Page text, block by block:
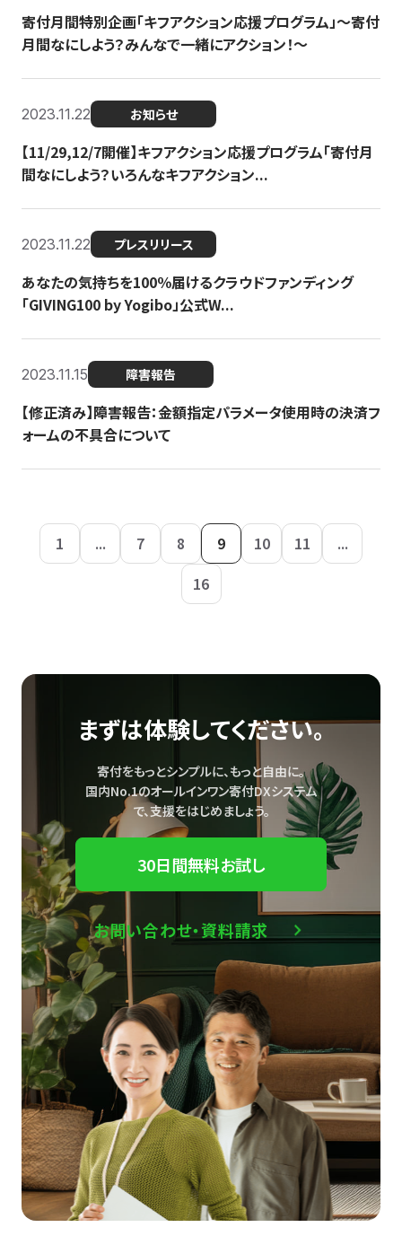
寄付月間特別企画「キフアクション応援プログラム」〜寄付
月間なにしよう？みんなで一緒にアクション！〜
2023.11.22 お知らせ
【11/29,12/7開催】キフアクション応援プログラム「寄付月
間なにしよう？いろんなキフアクション...
2023.11.22 プレスリリース
あなたの気持ちを100％届けるクラウドファンディング
「GIVING100 by Yogibo」公式W...
2023.11.15 障害報告
【修正済み】障害報告：金額指定パラメータ使用時の決済フ
ォームの不具合について
1 ... 7 8 9 10 11
...
16
まずは体験してください。
寄付をもっとシンプルに、もっと自由に。
国内No.1のオールインワン寄付DXシステム
で、支援をはじめましょう。
30日間無料お試し
お問い合わせ・資料請求